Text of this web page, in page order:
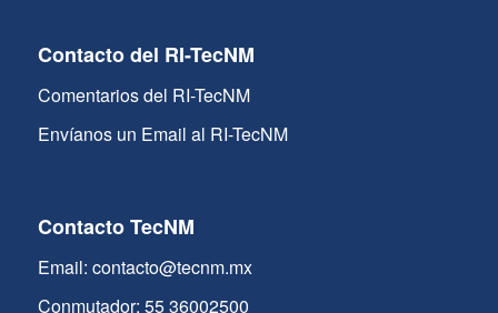
Contacto del RI-TecNM
Comentarios del RI-TecNM
Envíanos un Email al RI-TecNM
Contacto TecNM
Email: contacto@tecnm.mx
Conmutador: 55 36002500